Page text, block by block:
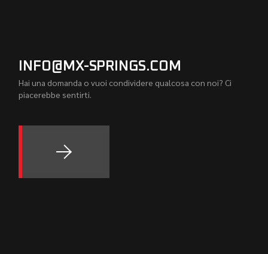
INFO@MX-SPRINGS.COM
Hai una domanda o vuoi condividere qualcosa con noi? Ci
piacerebbe sentirti.